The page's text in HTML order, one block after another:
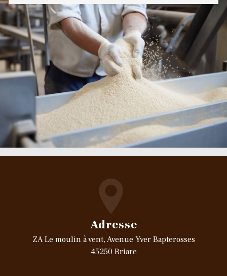
Adresse
ZA Le moulin à vent, Avenue Yver Bapterosses
45250 Briare